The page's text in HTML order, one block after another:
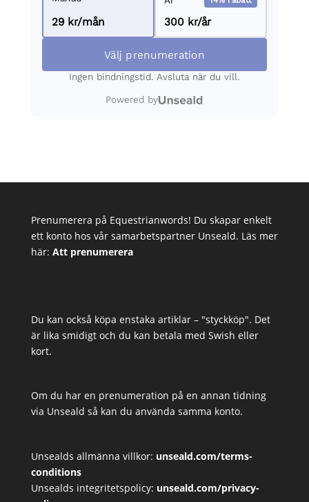
Prenumerera på Equestrianwords! Du skapar enkelt
ett konto hos vår samarbetspartner Unseald. Läs mer
här: Att prenumerera
Du kan också köpa enstaka artiklar – "styckköp". Det
är lika smidigt och du kan betala med Swish eller
kort.
Om du har en prenumeration på en annan tidning
via Unseald så kan du använda samma konto.
Unsealds allmänna villkor: unseald.com/terms-
conditions
Unsealds integritetspolicy: unseald.com/privacy-